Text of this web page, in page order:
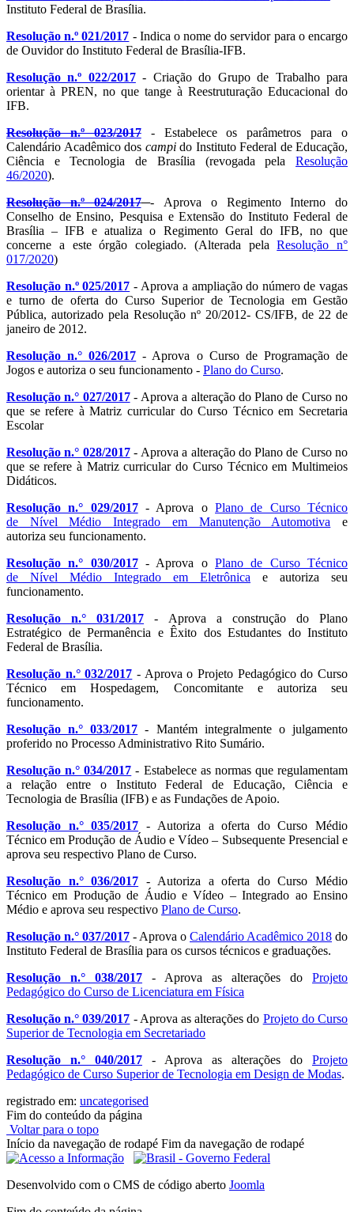
Instituto Federal de Brasília.
Resolução n.º 021/2017 - Indica o nome do servidor para o encargo
de Ouvidor do Instituto Federal de Brasília-IFB.
Resolução n.º 022/2017- Criação do Grupo de Trabalho para
orientar à PREN, no que tange à Reestruturação Educacional do
IFB.
Resolução n.º 023/2017- Estabelece os parâmetros para o
Calendário Acadêmico dos campido Instituto Federal de Educação,
Ciência e Tecnologia de Brasília (revogada pela Resolução
46/2020).
Resolução n.º 024/2017
- Aprova o Regimento Interno do
Conselho de Ensino, Pesquisa e Extensão do Instituto Federal de
Brasília – IFB e atualiza o Regimento Geral do IFB, no que
concerne a este órgão colegiado. (Alterada pelaResolução n°
017/2020)
Resolução n.º 025/2017 - Aprova a ampliação do número de vagas
e turno de oferta do Curso Superior de Tecnologia em Gestão
Pública, autorizado pela Resolução nº 20/2012- CS/IFB, de 22 de
janeiro de 2012.
Resolução n.° 026/2017 - Aprova o Curso de Programação de
Jogos e autoriza o seu funcionamento - Plano do Curso.
Resolução n.° 027/2017- Aprova a alteração do Plano de Curso no
que se refere à Matriz curricular do Curso Técnico em Secretaria
Escolar
Resolução n.° 028/2017 - Aprova a alteração do Plano de Curso no
que se refere à Matriz curricular do Curso Técnico em Multimeios
Didáticos.
Resolução n.° 029/2017- Aprova oPlano de Curso Técnico
de Nível Médio Integrado em Manutenção Automotiva e
autoriza seu funcionamento.
Resolução n.° 030/2017- Aprova oPlano de Curso Técnico
de Nível Médio Integrado em Eletrônica e autoriza seu
funcionamento.
Resolução n.° 031/2017 - Aprova a construção do Plano
Estratégico de Permanência e Êxito dos Estudantes do Instituto
Federal de Brasília.
Resolução n.° 032/2017 - Aprova o Projeto Pedagógico do Curso
Técnico em Hospedagem, Concomitante e autoriza seu
funcionamento.
Resolução n.° 033/2017 - Mantém integralmente o julgamento
proferido no Processo Administrativo Rito Sumário.
Resolução n.° 034/2017 - Estabelece as normas que regulamentam
a relação entre o Instituto Federal de Educação, Ciência e
Tecnologia de Brasília (IFB) e as Fundações de Apoio.
Resolução n.° 035/2017 - Autoriza a oferta do Curso Médio
Técnico em Produção de Áudio e Vídeo – Subsequente Presencial e
aprova seu respectivo Plano de Curso.
Resolução n.° 036/2017 - Autoriza a oferta do Curso Médio
Técnico em Produção de Áudio e Vídeo – Integrado ao Ensino
Médio e aprova seu respectivo Plano de Curso.
Resolução n.° 037/2017 - Aprova o Calendário Acadêmico 2018 do
Instituto Federal de Brasília para os cursos técnicos e graduações.
Resolução n.° 038/2017
- Aprova as alterações do Projeto
Pedagógico do Curso de Licenciatura em Física
Resolução n.° 039/2017 - Aprova as alterações do Projeto do Curso
Superior de Tecnologia em Secretariado
Resolução n.° 040/2017
- Aprova as alterações do Projeto
Pedagógico de Curso Superior de Tecnologia em Design de Modas.
registrado em: uncategorised
Fim do conteúdo da página
Voltar para o topo
Início da navegação de rodapé Fim da navegação de rodapé
Desenvolvido com o CMS de código aberto Joomla